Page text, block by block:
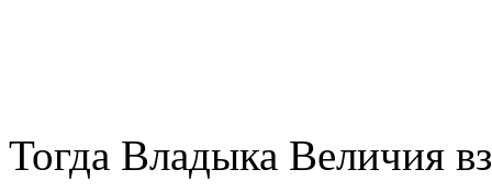
Тогда Владыка Величия